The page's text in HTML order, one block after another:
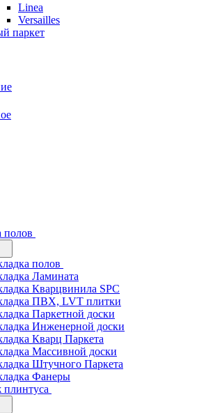
Linea
Versailles
паркет
полов
полов
Ламината
Кварцвинила SPC
ПВХ, LVT плитки
Паркетной доски
Инженерной доски
Кварц Паркета
Массивной доски
Штучного Паркета
Фанеры